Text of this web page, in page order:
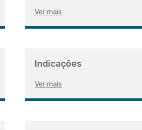
Ver mais
Indicações
Ver mais